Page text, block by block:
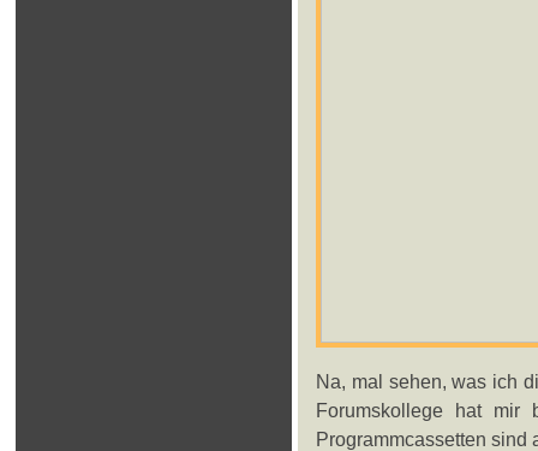
Na, mal sehen, was ich
Forumskollege hat mir
Programmcassetten sind